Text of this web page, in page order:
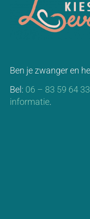
Ben je zwanger en
Bel: 06 – 83 59 64
informatie.